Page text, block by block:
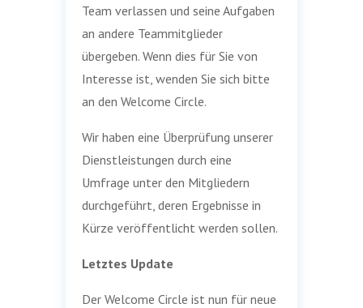
Team verlassen und seine Aufgaben
an andere Teammitglieder
übergeben. Wenn dies für Sie von
Interesse ist, wenden Sie sich bitte
an den Welcome Circle.
Wir haben eine Überprüfung unserer
Dienstleistungen durch eine
Umfrage unter den Mitgliedern
durchgeführt, deren Ergebnisse in
Kürze veröffentlicht werden sollen.
Letztes Update
Der Welcome Circle ist nun für neue